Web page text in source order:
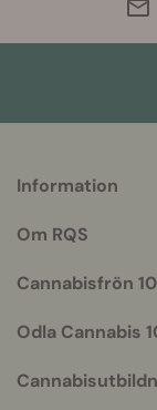
More
info
Information
Om RQS
Cannabisfrön
Odla Cannabis